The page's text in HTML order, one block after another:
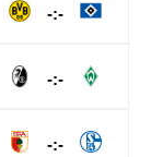
-:-
-:-
-:-